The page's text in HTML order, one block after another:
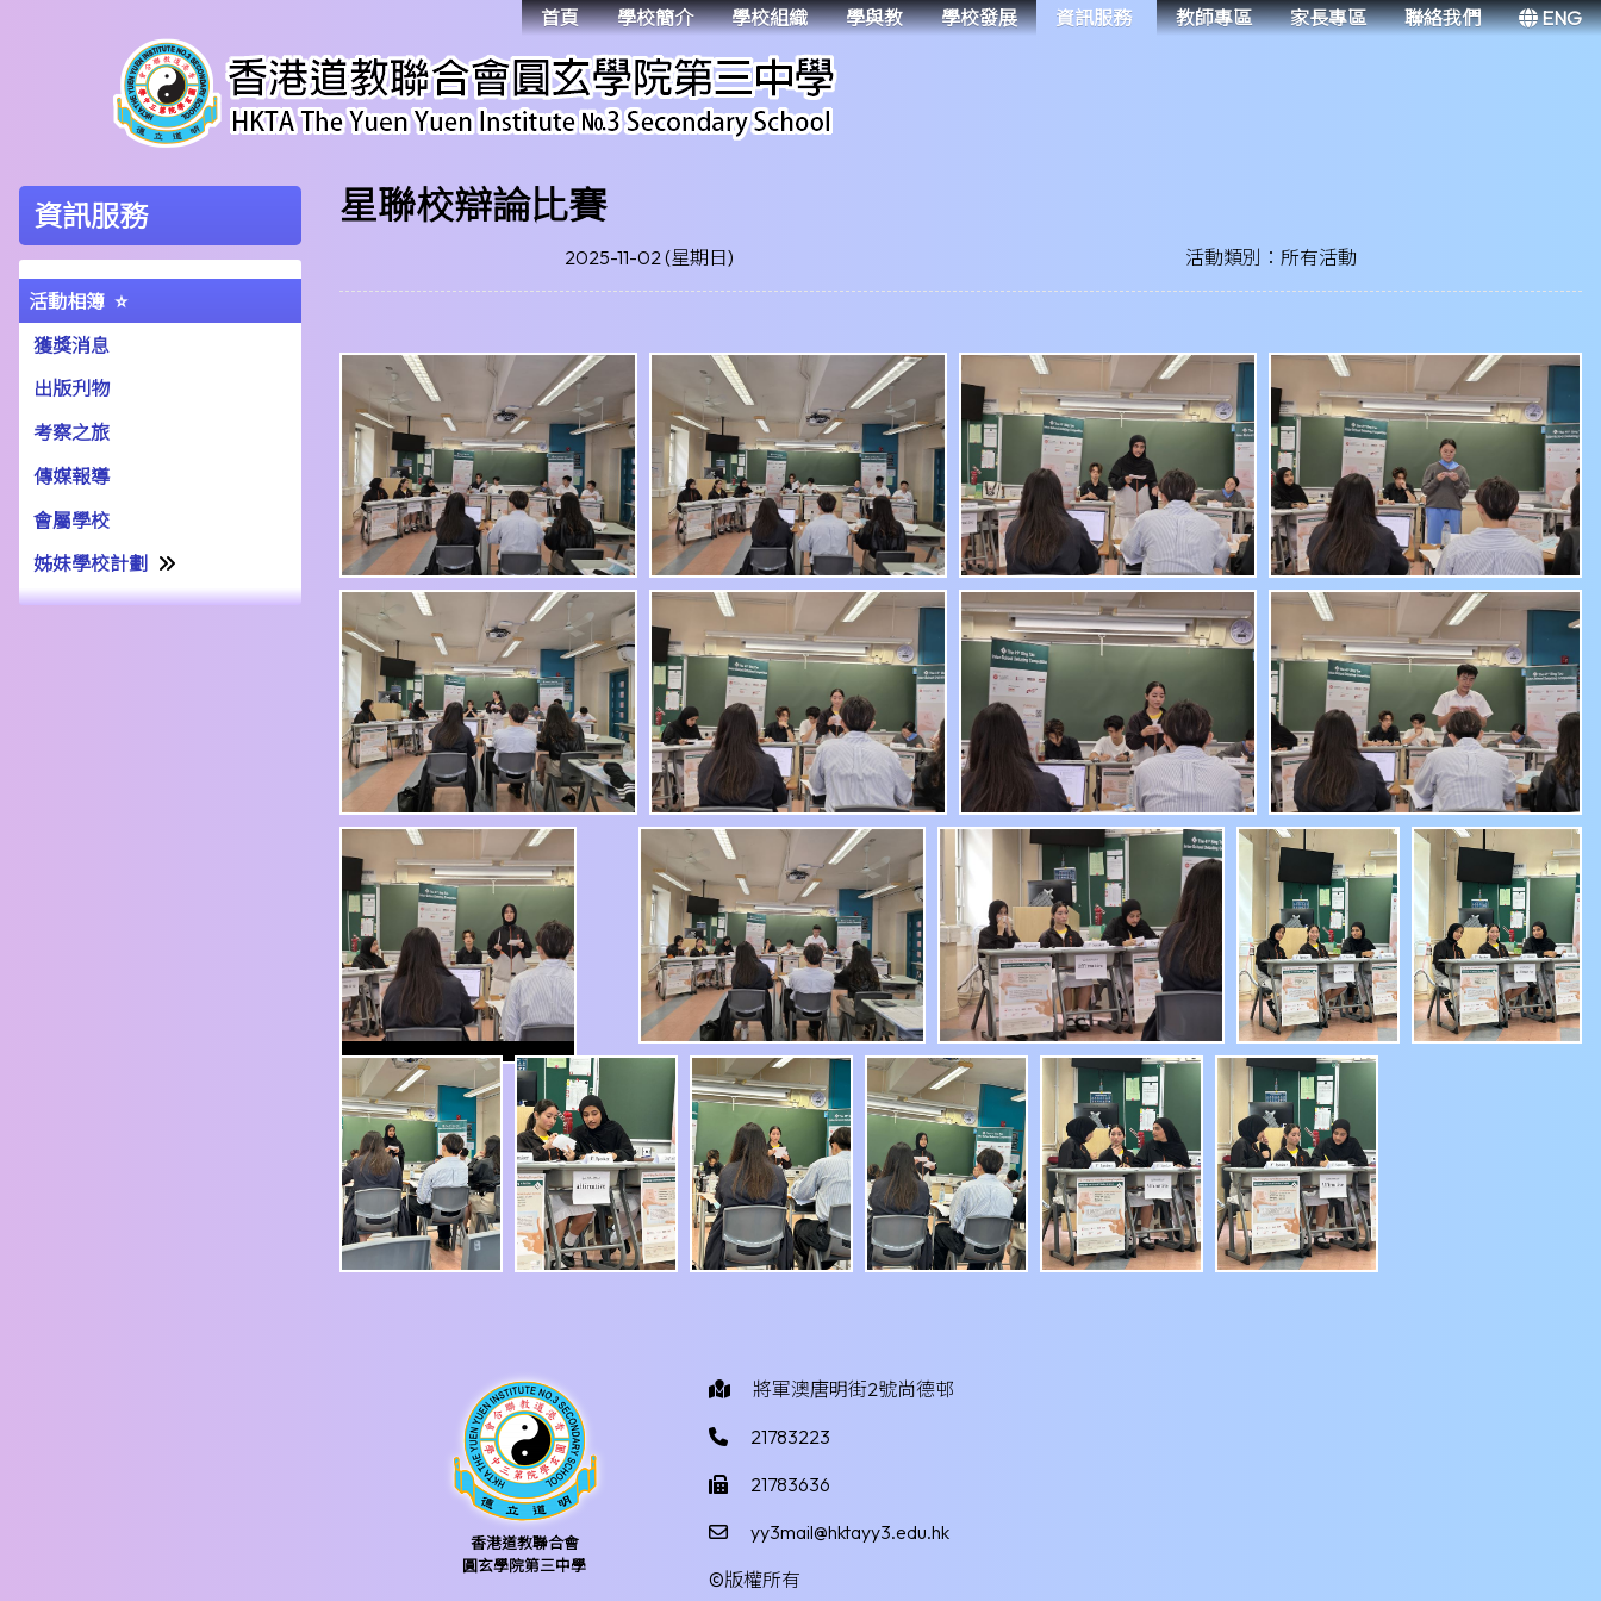
首頁 學校簡介 學校組織 學與教 學校發展 資訊服務 教師專區 家長專區 聯絡我們 ENG
資訊服務
活動相簿
獲獎消息
出版刋物
考察之旅
傳媒報導
會屬學校
姊妹學校計劃
姊妹學校交流計劃書22-23
星聯校辯論比賽
2025-11-02 (星期日) 活動類別：所有活動
香港道教聯合會
圓玄學院第三中學
將軍澳唐明街2號尚德邨
21783223
21783636
yy3mail@hktayy3.edu.hk
©版權所有